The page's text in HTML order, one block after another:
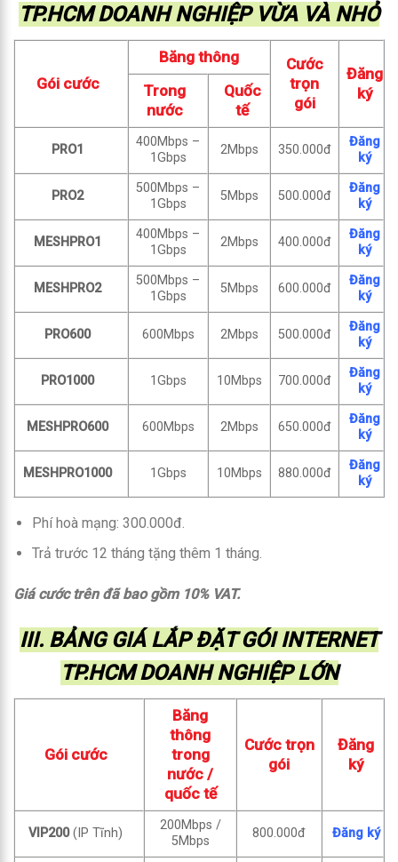
TP.HCM DOANH NGHIỆP VỪA VÀ NHỎ
Gói cước
Băng thông
Cước
trọn
gói
Đăng
ký
Trong
nước
Quốc
tế
PRO1
400Mbps –
1Gbps
2Mbps 350.000đ
Đăng
ký
PRO2
500Mbps –
1Gbps
5Mbps 500.000đ
Đăng
ký
MESHPRO1
400Mbps –
1Gbps
2Mbps 400.000đ
Đăng
ký
MESHPRO2
500Mbps –
1Gbps
5Mbps 600.000đ
Đăng
ký
PRO600 600Mbps 2Mbps 500.000đ
Đăng
ký
PRO1000 1Gbps 10Mbps 700.000đ
Đăng
ký
MESHPRO600 600Mbps 2Mbps 650.000đ
Đăng
ký
MESHPRO1000 1Gbps 10Mbps 880.000đ
Đăng
ký
Phí hoà mạng: 300.000đ.
Trả trước 12 tháng tặng thêm 1 tháng.
Giá cước trên đã bao gồm 10% VAT.
III. BẢNG GIÁ LẮP ĐẶT GÓI INTERNET
TP.HCM DOANH NGHIỆP LỚN
Gói cước
Băng
thông
trong
nước /
quốc tế
Cước trọn
gói
Đăng
ký
VIP200(IP Tĩnh)
200Mbps /
5Mbps
800.000đ Đăng ký